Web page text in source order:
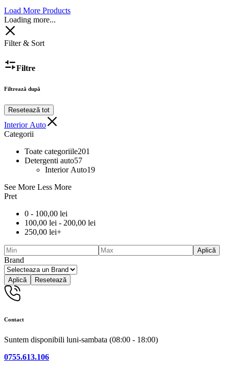
Load More Products
Loading more...
Filter & Sort
Filtre
Filtrează după
Resetează tot
Interior Auto
Categorii
Toate categoriile201
Detergenti auto57
Interior Auto19
See More Less More
Pret
0 - 100,00 lei
100,00 lei - 200,00 lei
250,00 lei+
Aplică
Brand
Aplică Resetează
Contact
Suntem disponibili luni-sambata (08:00 - 18:00)
0755.613.106